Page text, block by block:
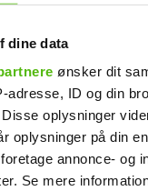
dine data
ønsker dit
adresse, ID og din
oplysninger
oplysninger på din
annonce- og
Se mere